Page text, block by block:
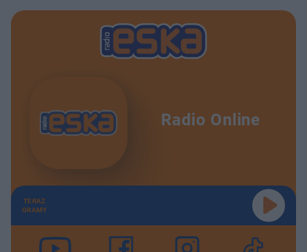
Radio Online
TERAZ
GRAMY